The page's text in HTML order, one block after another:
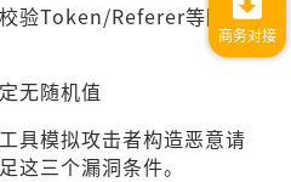
验Token/Referer等防护
无随机值
具模拟攻击者构造恶意请
这三个漏洞条件。